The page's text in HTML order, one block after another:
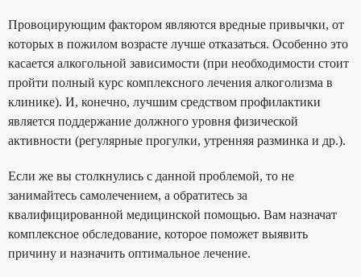
Провоцирующим фактором являются вредные привычки, от
которых в пожилом возрасте лучше отказаться. Особенно это
касается алкогольной зависимости (при необходимости стоит
пройти полный курс комплексного лечения алкоголизма в
клинике). И, конечно, лучшим средством профилактики
является поддержание должного уровня физической
активности (регулярные прогулки, утренняя разминка и др.).
Если же вы столкнулись с данной проблемой, то не
занимайтесь самолечением, а обратитесь за
квалифицированной медицинской помощью. Вам назначат
комплексное обследование, которое поможет выявить
причину и назначить оптимальное лечение.